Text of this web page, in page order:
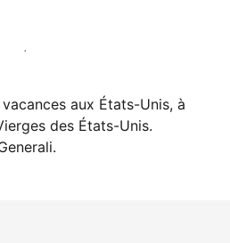
avec nous dès maintenant
aux États-Unis, à
des États-Unis.